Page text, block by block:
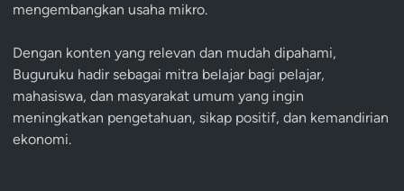
mengembangkan usaha mikro.
Dengan konten yang relevan dan mudah dipahami,
Buguruku hadir sebagai mitra belajar bagi pelajar,
mahasiswa, dan masyarakat umum yang ingin
meningkatkan pengetahuan, sikap positif, dan kemandirian
ekonomi.